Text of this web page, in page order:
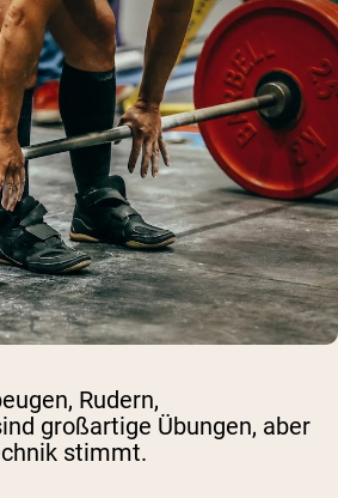
Rudern,
großartige Übungen, aber
stimmt.